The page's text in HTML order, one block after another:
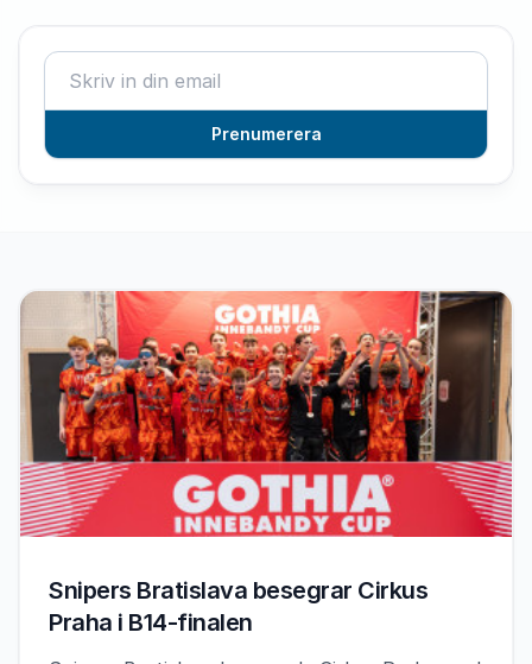
Prenumerera
Snipers Bratislava besegrar Cirkus
Praha i B14-finalen